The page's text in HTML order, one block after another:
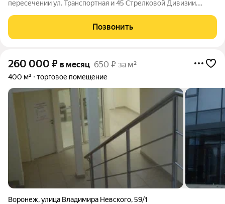
пересечении ул. Транспортная и 45 Стрелковой Дивизии.
подвала 520,6 кв.м. Собственная газовая котельная. Стоянка на
40 машин.
Позвонить
260 000 ₽ в месяц 650 ₽ за м²
400 м² торговое помещение
Воронеж,улица Владимира Невского,59/1